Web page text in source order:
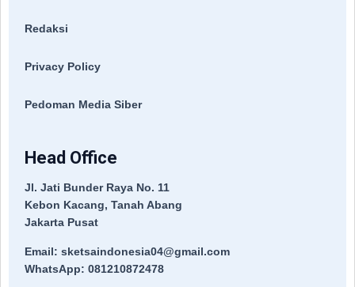
Redaksi
Privacy Policy
Pedoman Media Siber
Head Office
Jl. Jati Bunder Raya No. 11
Kebon Kacang, Tanah Abang
Jakarta Pusat
Email: sketsaindonesia04@gmail.com
WhatsApp: 081210872478